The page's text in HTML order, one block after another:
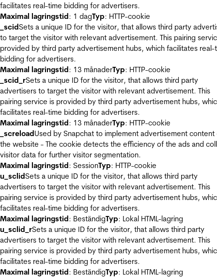
facilitates real-time bidding for advertisers.
Maximal lagringstid: 1 dagTyp: HTTP-cookie
_scidSets a unique ID for the visitor, that allows third party
to target the visitor with relevant advertisement. This pairing
provided by third party advertisement hubs, which facilitates real-
bidding for advertisers.
Maximal lagringstid: 13 månaderTyp: HTTP-cookie
_scid_rSets a unique ID for the visitor, that allows third party
advertisers to target the visitor with relevant advertisement. This
pairing service is provided by third party advertisement hubs,
facilitates real-time bidding for advertisers.
Maximal lagringstid: 13 månaderTyp: HTTP-cookie
_screloadUsed by Snapchat to implement advertisement content
the website - The cookie detects the efficiency of the ads and
visitor data for further visitor segmentation.
Maximal lagringstid: SessionTyp: HTTP-cookie
u_sclidSets a unique ID for the visitor, that allows third party
advertisers to target the visitor with relevant advertisement. This
pairing service is provided by third party advertisement hubs,
facilitates real-time bidding for advertisers.
Maximal lagringstid: BeständigTyp: Lokal HTML-lagring
u_sclid_rSets a unique ID for the visitor, that allows third party
advertisers to target the visitor with relevant advertisement. This
pairing service is provided by third party advertisement hubs,
facilitates real-time bidding for advertisers.
Maximal lagringstid: BeständigTyp: Lokal HTML-lagring